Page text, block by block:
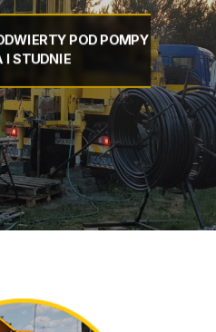
POD POMPY
I STUDNIE